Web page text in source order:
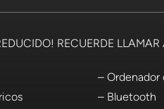
RECUERDE LLAMAR
– Ordenador
– Bluetooth